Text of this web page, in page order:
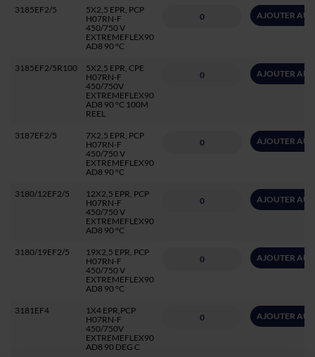
3185EF2/5
5X2,5 EPR, PCP
H07RN-F
450/750 V
EXTREMEFLEX90
AD8 90 °C
AJOUTER AU
3185EF2/5R100
5X2,5 EPR, CPE
H07RN-F
450/750V
EXTREMEFLEX90
AD8 90 °C 100M
REEL
AJOUTER AU
3187EF2/5
7X2,5 EPR, PCP
H07RN-F
450/750 V
EXTREMEFLEX90
AD8 90 °C
AJOUTER AU
3180/12EF2/5
12X2,5 EPR, PCP
H07RN-F
450/750 V
EXTREMEFLEX90
AD8 90 °C
AJOUTER AU
3180/19EF2/5
19X2,5 EPR, PCP
H07RN-F
450/750 V
EXTREMEFLEX90
AD8 90 °C
AJOUTER AU
3181EF4
1X4 EPR,PCP
H07RN-F
450/750V
EXTREMEFLEX90
AD8 90 DEG C
AJOUTER AU